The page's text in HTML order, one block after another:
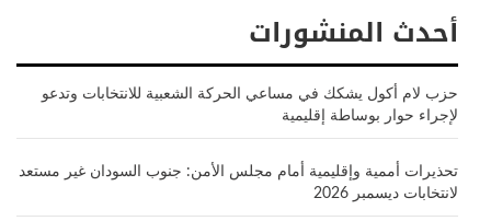
أحدث المنشورات
حزب لام أكول يشكك في مساعي الحركة الشعبية للانتخابات وتدعو
لإجراء حوار بوساطة إقليمية
تحذيرات أممية وإقليمية أمام مجلس الأمن: جنوب السودان غير مستعد
لانتخابات ديسمبر 2026